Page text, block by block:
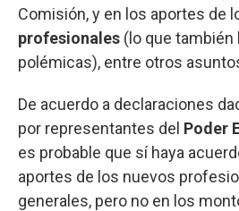
Comisión, y en los aportes de
profesionales (lo que también
polémicas), entre otros
De acuerdo a declaraciones
por representantes del Poder
es probable que sí haya
aportes de los nuevos
generales, pero no en los